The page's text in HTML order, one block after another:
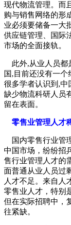
现代物流管理。而
购与销售网络的形
业必须要储备一大
供应链管理、国际
市场的全面接轨。
此外,从业人员都
国,目前还没有一
很多学者认识到,中
缺少物流科研人员
留在表面。
零售业管理人才
国内零售行业管
中国市场，纷纷招
售行业管理人才的
面普通从业人员过
人才不足。来自人
零售业人才，特别
但在实际招聘中，
往紧缺。